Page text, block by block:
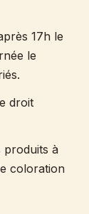
17h le
le
droit
produits à
coloration